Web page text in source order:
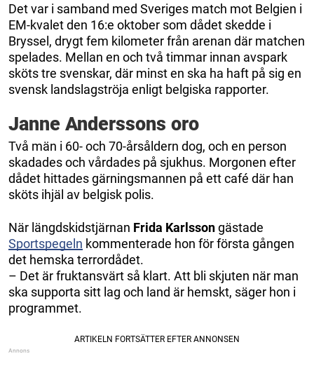
Det var i samband med Sveriges match mot Belgien i
EM-kvalet den 16:e oktober som dådet skedde i
Bryssel, drygt fem kilometer från arenan där matchen
spelades. Mellan en och två timmar innan avspark
sköts tre svenskar, där minst en ska ha haft på sig en
svensk landslagströja enligt belgiska rapporter.
Janne Anderssons oro
Två män i 60- och 70-årsåldern dog, och en person
skadades och vårdades på sjukhus. Morgonen efter
dådet hittades gärningsmannen på ett café där han
sköts ihjäl av belgisk polis.
När längdskidstjärnan Frida Karlssongästade
Sportspegeln kommenterade hon för första gången
det hemska terrordådet.
– Det är fruktansvärt så klart. Att bli skjuten när man
ska supporta sitt lag och land är hemskt, säger hon i
programmet.